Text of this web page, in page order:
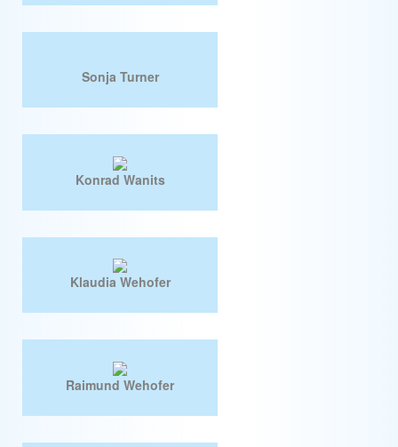
Sonja Turner
Konrad Wanits
Klaudia Wehofer
Raimund Wehofer